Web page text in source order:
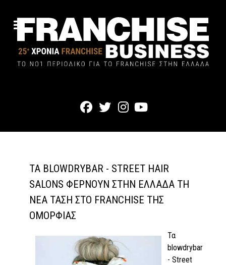
ΤΑ BLOWDRYBAR - STREET HAIR
SALONS ΦΈΡΝΟΥΝ ΣΤΗΝ ΕΛΛΆΔΑ ΤΗ
ΝΈΑ ΤΆΣΗ ΣΤΟ FRANCHISE ΤΗΣ
ΟΜΟΡΦΙΆΣ
Τα
blowdrybar
- Street